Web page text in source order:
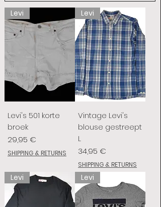
Levi
Levi's 501 korte
broek
Prix
29,95 €
SHIPPING & RETURNS
Levi
Vintage Levi's
blouse gestreept
L
Prix
34,95 €
SHIPPING & RETURNS
Levi Levi